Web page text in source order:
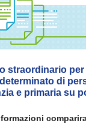
straordinario
di
e primaria su